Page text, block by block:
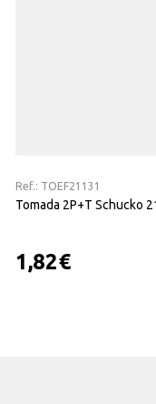
Ref.: TOEF21131
Tomada 2P+T Schucko
1,82€